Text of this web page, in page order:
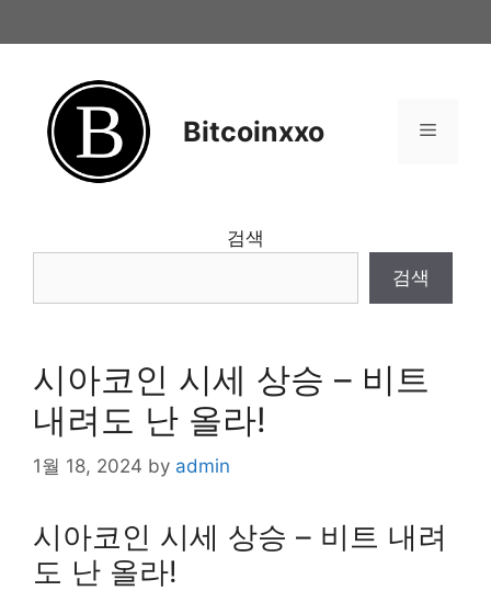
to
Bitcoinxxo Menu
검색
검색
시아코인 시세 상승 – 비트
내려도 난 올라!
1월 18, 2024 by admin
시아코인 시세 상승 – 비트 내려
도 난 올라!